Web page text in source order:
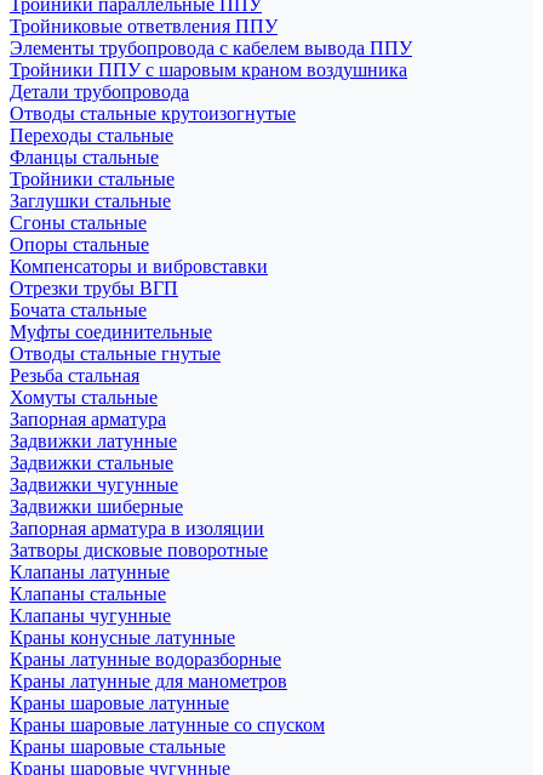
Тройники параллельные ППУ
Тройниковые ответвления ППУ
Элементы трубопровода с кабелем вывода ППУ
Тройники ППУ с шаровым краном воздушника
Детали трубопровода
Отводы стальные крутоизогнутые
Переходы стальные
Фланцы стальные
Тройники стальные
Заглушки стальные
Сгоны стальные
Опоры стальные
Компенсаторы и вибровставки
Отрезки трубы ВГП
Бочата стальные
Муфты соединительные
Отводы стальные гнутые
Резьба стальная
Хомуты стальные
Запорная арматура
Задвижки латунные
Задвижки стальные
Задвижки чугунные
Задвижки шиберные
Запорная арматура в изоляции
Затворы дисковые поворотные
Клапаны латунные
Клапаны стальные
Клапаны чугунные
Краны конусные латунные
Краны латунные водоразборные
Краны латунные для манометров
Краны шаровые латунные
Краны шаровые латунные со спуском
Краны шаровые стальные
Краны шаровые чугунные